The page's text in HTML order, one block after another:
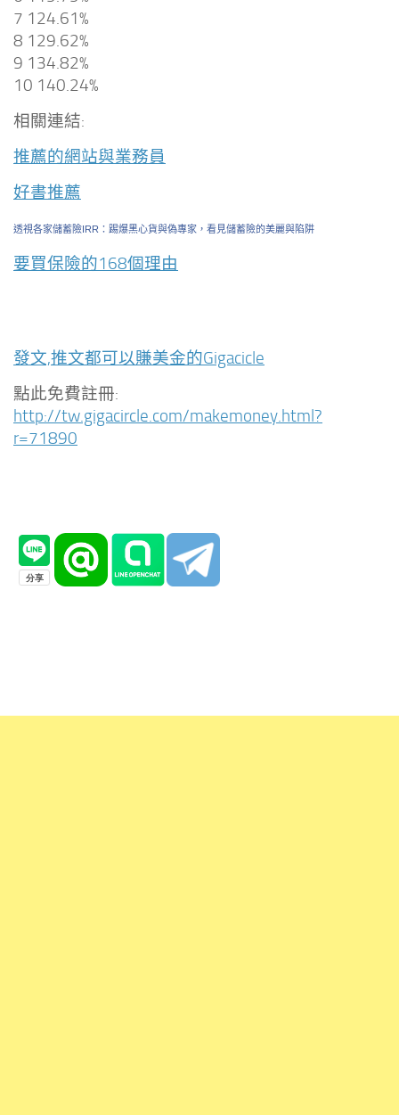
7 124.61%
8 129.62%
9 134.82%
10 140.24%
相關連結:
推薦的網站與業務員
好書推薦
透視各家儲蓄險IRR：踢爆黑心貨與偽專家，看見儲蓄險的美麗與陷阱
要買保險的168個理由
發文,推文都可以賺美金的Gigacicle
點此免費註冊:
http://tw.gigacircle.com/makemoney.html?
r=71890